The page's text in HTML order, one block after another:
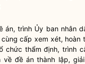
án, trình Ủy ban nhân
cùng cấp xem xét, hoàn
chức thẩm định, trình
về đề án thành lập,